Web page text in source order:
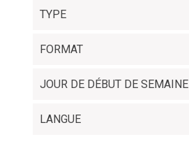
TYPE
FORMAT
JOUR DE DÉBUT DE SEMAINE
LANGUE